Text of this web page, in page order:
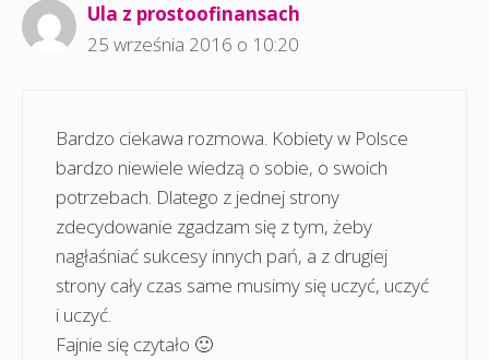
Ula z prostoofinansach
25 września 2016 o 10:20
Bardzo ciekawa rozmowa. Kobiety w Polsce
bardzo niewiele wiedzą o sobie, o swoich
potrzebach. Dlatego z jednej strony
zdecydowanie zgadzam się z tym, żeby
nagłaśniać sukcesy innych pań, a z drugiej
strony cały czas same musimy się uczyć, uczyć
i uczyć.
Fajnie się czytało 🙂